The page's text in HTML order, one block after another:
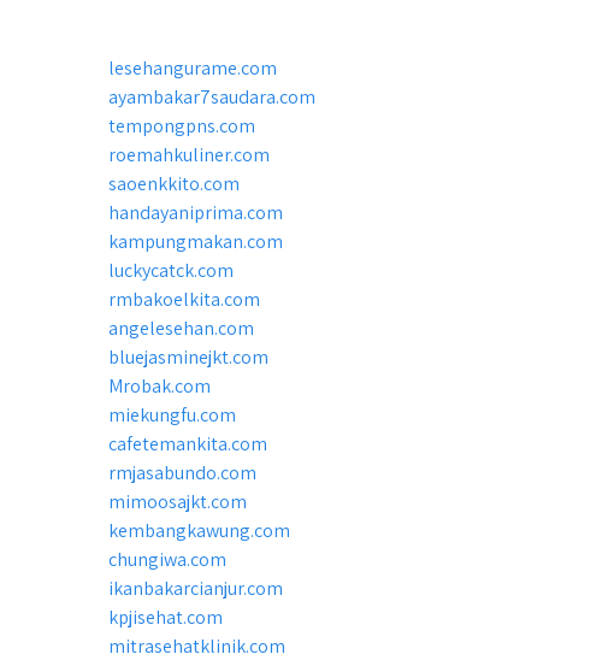
lesehangurame.com
ayambakar7saudara.com
tempongpns.com
roemahkuliner.com
saoenkkito.com
handayaniprima.com
kampungmakan.com
luckycatck.com
rmbakoelkita.com
angelesehan.com
bluejasminejkt.com
Mrobak.com
miekungfu.com
cafetemankita.com
rmjasabundo.com
mimoosajkt.com
kembangkawung.com
chungiwa.com
ikanbakarcianjur.com
kpjisehat.com
mitrasehatklinik.com